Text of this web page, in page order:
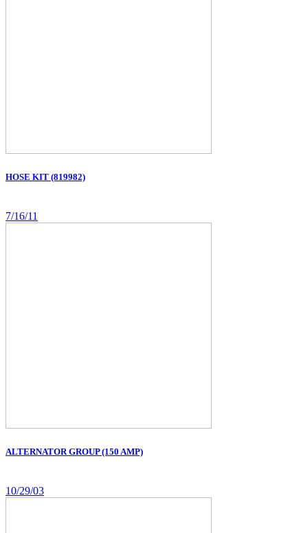
HOSE KIT (819982)
7/16/11
ALTERNATOR GROUP (150 AMP)
10/29/03